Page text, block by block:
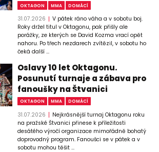
OKTAGON MMA DOMÁCÍ
31.07.2026
V pátek ráno váha a v sobotu boj.
Roky držel titul v Oktagonu, pak přišly ale
porážky, ze kterých se David Kozma vrací opět
nahoru. Po třech nezdarech zvítězil, v sobotu ho
čeká další ...
Oslavy 10 let Oktagonu.
Posunutí turnaje a zábava pro
fanoušky na Štvanici
OKTAGON MMA DOMÁCÍ
31.07.2026
Nejkrásnější turnaj Oktagonu roku
na pražské Štvanici přinese k příležitosti
desátého výročí organizace mimořádně bohatý
doprovodný program. Fanoušci se v pátek a v
sobotu mohou těšit ...